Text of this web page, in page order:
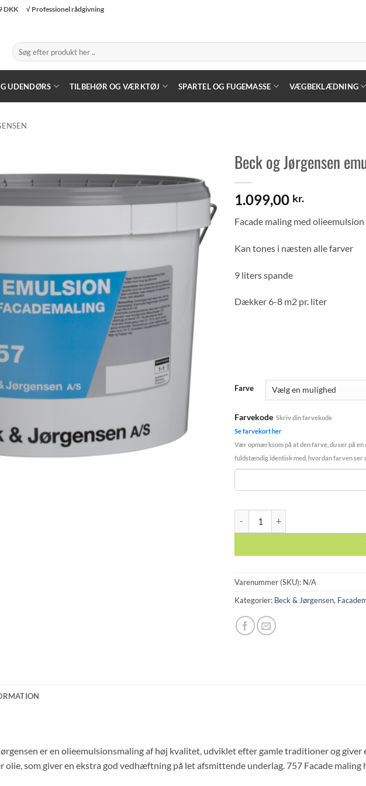
DKK √ Professionel rådgivning
Søg
efter:
UDENDØRS TILBEHØR OG VÆRKTØJ SPARTEL OG FUGEMASSE VÆGBEKLÆDNING
Beck og Jørgensen
1.099,00 kr.
Facade maling med olieemulsion
Kan tones i næsten alle farver
9 liters spande
Dækker 6-8 m2 pr. liter
Farve
Farvekode Skriv din farvekode
Se farvekort her
Vær opmærksom på at den farve, du ser på
fuldstændig identisk med, hvordan farven ser
Varenummer (SKU): N/A
Kategorier: Beck & Jørgensen,
er en olieemulsionsmaling af høj kvalitet, udviklet efter gamle traditioner og
olie, som giver en ekstra god vedhæftning på let afsmittende underlag. 757 Facade